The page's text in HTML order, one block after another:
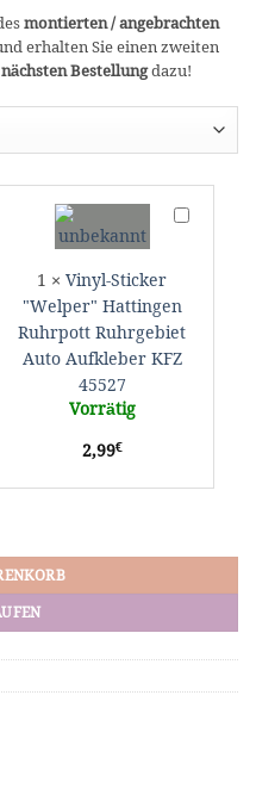
montierten / angebrachten
erhalten Sie einen zweiten
nächsten Bestellungdazu!
Vinyl-
Ruhrpott
Ruhrgebiet
Auto
1 × Vinyl-Sticker
"Welper" Hattingen
Ruhrpott Ruhrgebiet
Auto Aufkleber KFZ
45527
Vorrätig
2,99€